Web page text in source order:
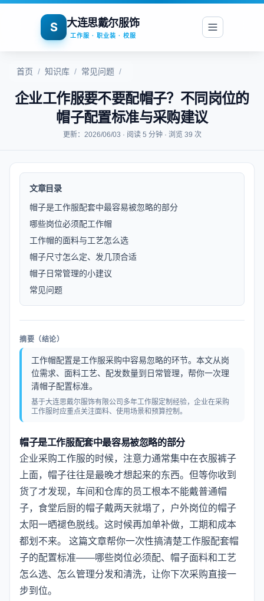
S 大连思戴尔服饰
工作服 · 职业装 · 校服
首页 / 知识库 / 常见问题 /
企业工作服要不要配帽子？不同岗位的
帽子配置标准与采购建议
更新：2026/06/03 · 阅读 5 分钟 · 浏览 39 次
文章目录
帽子是工作服配套中最容易被忽略的部分
哪些岗位必须配工作帽
工作帽的面料与工艺怎么选
帽子尺寸怎么定、发几顶合适
帽子日常管理的小建议
常见问题
摘要（结论）
工作帽配置是工作服采购中容易忽略的环节。本文从岗
位需求、面料工艺、配发数量到日常管理，帮你一次理
清帽子配置标准。
基于大连思戴尔服饰有限公司多年工作服定制经验，企业在采购
工作服时应重点关注面料、使用场景和预算控制。
帽子是工作服配套中最容易被忽略的部分
企业采购工作服的时候，注意力通常集中在衣服裤子
上面，帽子往往是最晚才想起来的东西。但等你收到
货了才发现，车间和仓库的员工根本不能戴普通帽
子，食堂后厨的帽子戴两天就塌了，户外岗位的帽子
太阳一晒褪色脱线。这时候再加单补做，工期和成本
都划不来。 这篇文章帮你一次性搞清楚工作服配套帽
子的配置标准——哪些岗位必须配、帽子面料和工艺
怎么选、怎么管理分发和清洗，让你下次采购直接一
步到位。